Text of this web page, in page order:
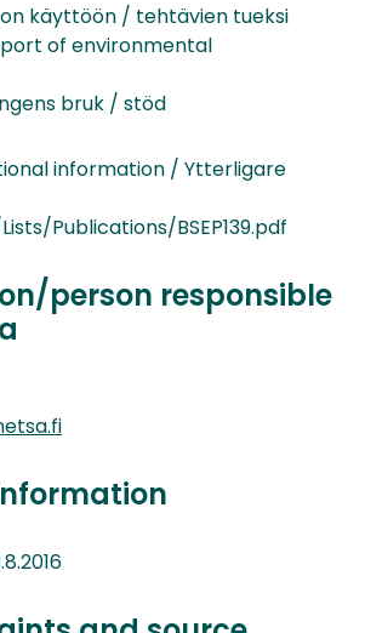
käyttöön / tehtävien tueksi
of environmental
bruk / stöd
information / Ytterligare
Publications/BSEP139.pdf
person responsible